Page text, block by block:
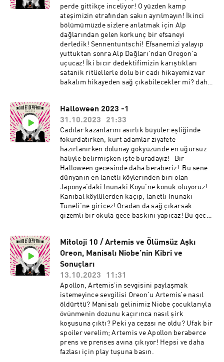
perde gittikçe inceliyor! O yüzden kamp
ateşimizin etrafından sakın ayrılmayın! İkinci
bölümümüzde sizlere anlatmak için Alp
dağlarından gelen korkunç bir efsaneyi
derledik! Sennentuntschi! Efsanemizi yalayıp
yuttuktan sonra Alp Dağları’ndan Oregon’a
uçucaz! İki bıcır dedektifimizin karıştıkları
satanik ritüellerle dolu bir cadı hikayemiz var
bakalım hikayeden sağ çıkabilecekler mi? daha
Halloween 2023 -1
31.10.2023
21:33
Cadılar kazanlarını asırlık büyüler eşliğinde
fokurdatırken, kurt adamlar ziyafete
hazırlanırken dolunay gökyüzünde en uğursuz
haliyle belirmişken işte buradayız! Bir
Halloween gecesinde daha beraberiz! Bu sene
dünyanın en lanetli köylerinden biri olan
Japonya’daki Inunaki Köyü’ne konuk oluyoruz!
Kanibal köylülerden kaçıp, lanetli Inunaki
Tüneli’ne giricez! Oradan da sağ çıkarsak
gizemli bir okula gece baskını yapıcaz! Bu gece
Mitoloji 10 / Artemis ve Ölümsüz Aşkı
Oreon, Manisalı Niobe’nin Kibri ve
Sonuçları
13.10.2023
11:31
Apollon, Artemis’in sevgisini paylaşmak
istemeyince sevgilisi Oreon’u Artemis’e nasıl
öldürttü? Manisalı gelinimiz Niobe çocuklarıyla
övünmenin dozunu kaçırınca nasıl şirk
koşusuna çıktı? Peki ya cezası ne oldu? Ufak bir
spoiler verelim; Artemis ve Apollon beraberce
prens ve prenses avına çıkıyor! Hepsi ve daha
fazlası için play tuşuna basın.